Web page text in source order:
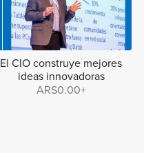
El CIO construye mejores
ideas innovadoras
ARS0.00+